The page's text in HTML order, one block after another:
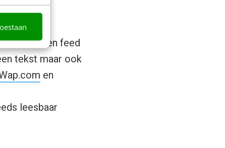
in een feed
tekst maar ook
en
leesbaar